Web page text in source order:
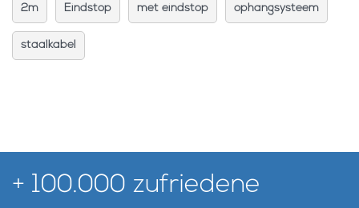
2m Eindstop met eindstop ophangsysteem
staalkabel
+ 100.000 zufriedene